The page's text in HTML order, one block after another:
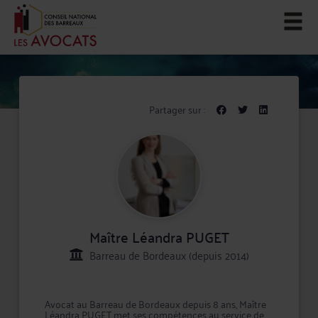
Partager sur :
Maître Léandra PUGET
Barreau de Bordeaux (depuis 2014)
Avocat au Barreau de Bordeaux depuis 8 ans, Maître
Léandra PUGET met ses compétences au service de